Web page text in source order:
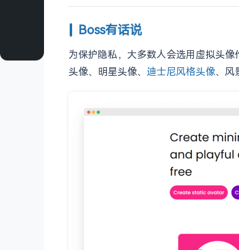
Boss有话说
为保护隐私，大多数人会选用虚拟头
头像、明星头像、 迪士尼风格头像、风